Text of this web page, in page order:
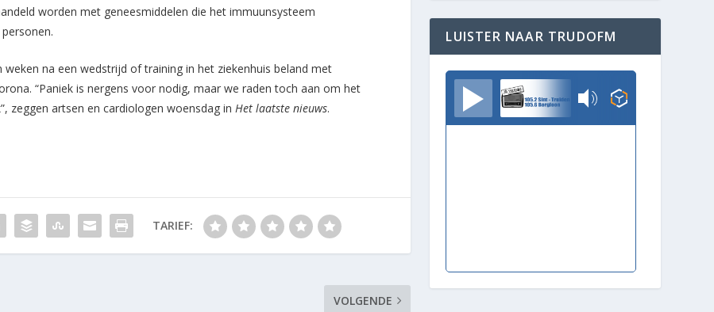
worden met geneesmiddelen die het immuunsysteem
na een wedstrijd of training in het ziekenhuis beland met
“Paniek is nergens voor nodig, maar we raden toch aan om het
zeggen artsen en cardiologen woensdag inHet laatste nieuws.
TARIEF:
VOLGENDE
LUISTER NAAR TRUDOFM
TrudoFM